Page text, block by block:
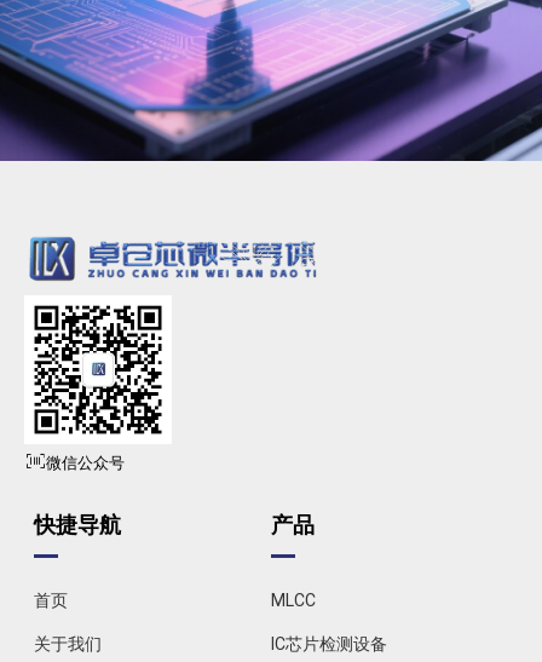
微信公众号
快捷导航
首页
关于我们
产品
MLCC
IC芯片检测设备